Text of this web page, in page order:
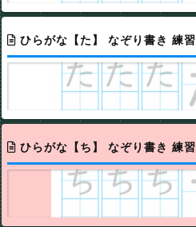
ひらがな【た】 なぞり書き 練習
ひらがな【ち】 なぞり書き 練習